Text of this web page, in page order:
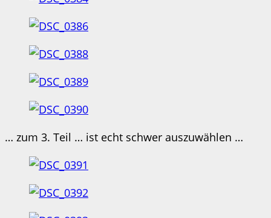
… zum 3. Teil … ist echt schwer auszuwählen …